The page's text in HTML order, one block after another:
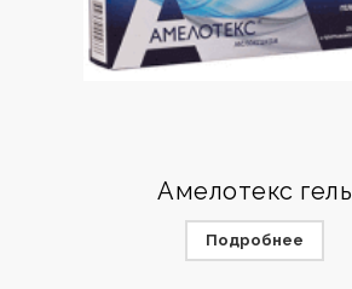
Амелотекс гель
Подробнее